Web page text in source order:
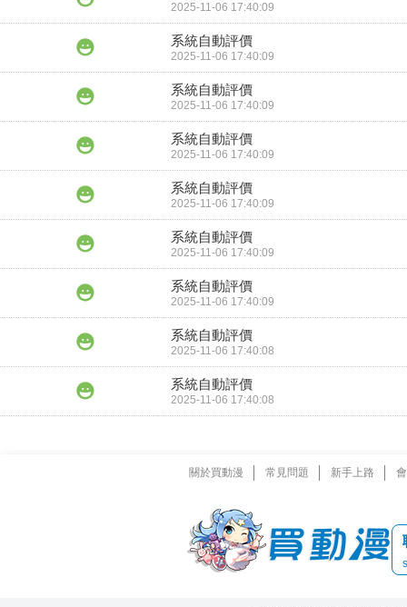
2025-11-06 17:40:09
系統自動評價
2025-11-06 17:40:09
系統自動評價
2025-11-06 17:40:09
系統自動評價
2025-11-06 17:40:09
系統自動評價
2025-11-06 17:40:09
系統自動評價
2025-11-06 17:40:09
系統自動評價
2025-11-06 17:40:09
系統自動評價
2025-11-06 17:40:08
系統自動評價
2025-11-06 17:40:08
關於買動漫 常見問題 新手上路